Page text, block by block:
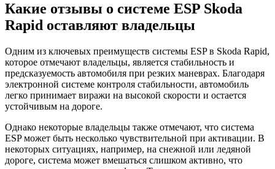
Какие отзывы о системе ESP Skoda
Rapid оставляют владельцы
Одним из ключевых преимуществ системы ESP в Skoda Rapid,
которое отмечают владельцы, является стабильность и
предсказуемость автомобиля при резких маневрах. Благодаря
электронной системе контроля стабильности, автомобиль
легко принимает виражи на высокой скорости и остается
устойчивым на дороге.
Однако некоторые владельцы также отмечают, что система
ESP может быть несколько чувствительной при активации. В
некоторых ситуациях, например, на снежной или ледяной
дороге, система может вмешаться слишком активно, что